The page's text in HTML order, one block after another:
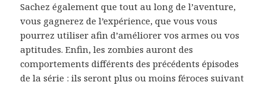
Sachez également que tout au long de l’aventure,
vous gagnerez de l’expérience, que vous vous
pourrez utiliser afin d’améliorer vos armes ou vos
aptitudes. Enfin, les zombies auront des
comportements différents des précédents épisodes
de la série : ils seront plus ou moins féroces suivant